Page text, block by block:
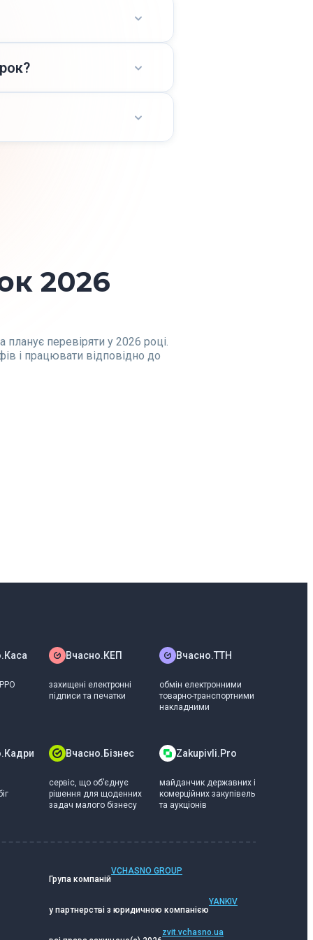
які проводить
за ЄДРПОУ або
бачите актуальну
2026
перевіряти у 2026 році.
і працювати відповідно до
чи є ваш бізнес у плані
Вчасно.КЕП
захищені електронні
підписи та печатки
Вчасно.ТТН
обмін електронними
товарно-транспортними
накладними
Вчасно.Бізнес
сервіс, що обʼєднує
рішення для щоденних
задач малого бізнесу
Zakupivli.Pro
майданчик державних і
комерційних закупівель
та аукціонів
Група компаній
VCHASNO GROUP
у партнерстві з юридичною компанією
YANKIV
zvit.vchasno.ua